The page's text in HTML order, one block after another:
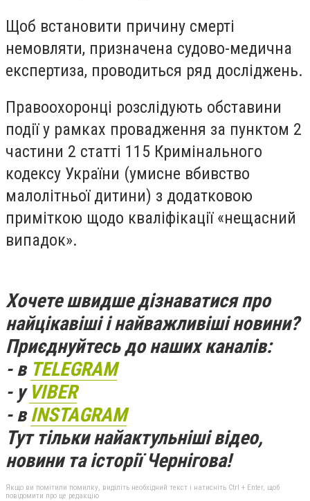
Щоб встановити причину смерті
немовляти, призначена судово-медична
експертиза, проводиться ряд досліджень.
Правоохоронці розслідують обставини
події у рамках провадження за пунктом 2
частини 2 статті 115 Кримінального
кодексу України (умисне вбивство
малолітньої дитини) з додатковою
приміткою щодо кваліфікації «нещасний
випадок».
Хочете швидше дізнаватися про
найцікавіші і найважливіші новини?
Приєднуйтесь до наших каналів:
- в TELEGRAM
- у VIBER
- вINSTAGRAM
Тут тільки найактульніші відео,
новини та історії Чернігова!
Якщо ви помітили помилку, виділіть необхідний текст і натисніть Ctrl + Enter, щоб
повідомити про це редакцію